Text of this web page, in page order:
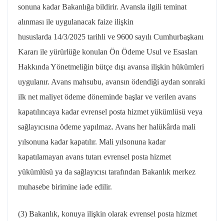
sonuna kadar Bakanlığa bildirir. Avansla ilgili teminat
alınması ile uygulanacak faize ilişkin
hususlarda 14/3/2025 tarihli ve 9600 sayılı Cumhurbaşkanı
Kararı ile yürürlüğe konulan Ön Ödeme Usul ve Esasları
Hakkında Yönetmeliğin bütçe dışı avansa ilişkin hükümleri
uygulanır. Avans mahsubu, avansın ödendiği aydan sonraki
ilk net maliyet ödeme döneminde başlar ve verilen avans
kapatılıncaya kadar evrensel posta hizmet yükümlüsü veya
sağlayıcısına ödeme yapılmaz. Avans her halükârda mali
yılsonuna kadar kapatılır. Mali yılsonuna kadar
kapatılamayan avans tutarı evrensel posta hizmet
yükümlüsü ya da sağlayıcısı tarafından Bakanlık merkez
muhasebe birimine iade edilir.
(3) Bakanlık, konuya ilişkin olarak evrensel posta hizmet